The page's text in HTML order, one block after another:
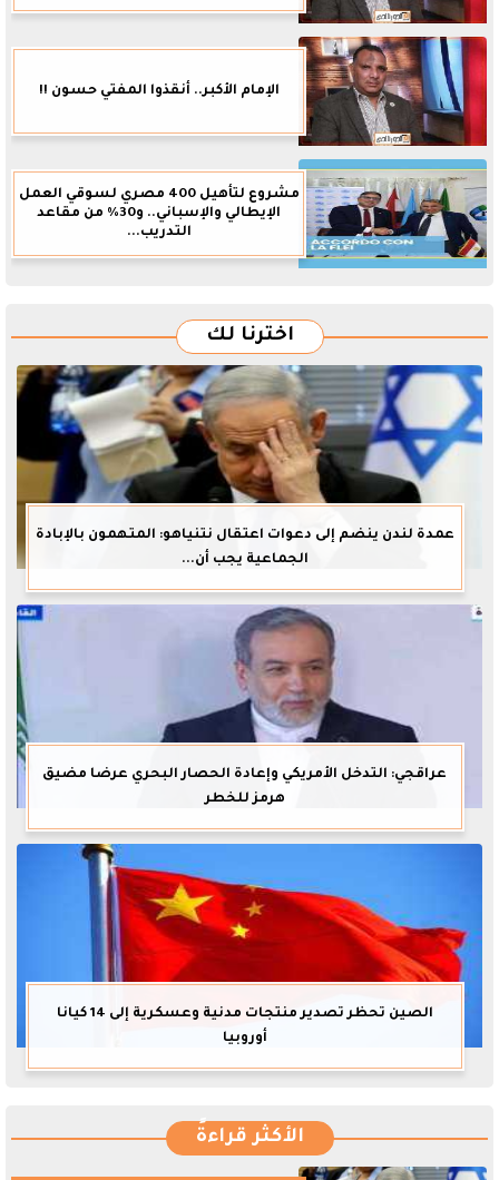
الإمام الأكبر.. أنقذوا المفتي حسون !!
مشروع لتأهيل 400 مصري لسوقي العمل
الإيطالي والإسباني.. و30% من مقاعد
التدريب...
اخترنا لك
عمدة لندن ينضم إلى دعوات اعتقال نتنياهو: المتهمون بالإبادة
الجماعية يجب أن...
عراقجي: التدخل الأمريكي وإعادة الحصار البحري عرضا مضيق
هرمز للخطر
الصين تحظر تصدير منتجات مدنية وعسكرية إلى 14 كيانا
أوروبيا
الأكثر قراءةً